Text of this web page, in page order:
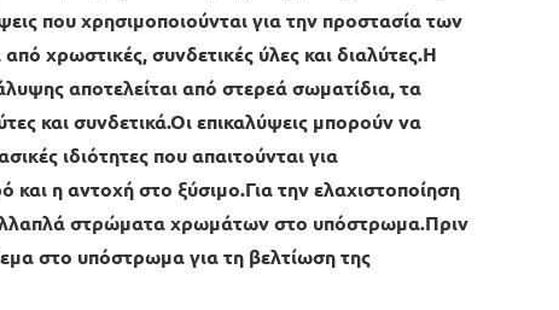
που χρησιμοποιούνται για την προστασία των
χρωστικές, συνδετικές ύλες και διαλύτες.Η
αποτελείται από στερεά σωματίδια, τα
και συνδετικά.Οι επικαλύψεις μπορούν να
ιδιότητες που απαιτούνται για
η αντοχή στο ξύσιμο.Για την ελαχιστοποίηση
στρώματα χρωμάτων στο υπόστρωμα.Πριν
στο υπόστρωμα για τη βελτίωση της